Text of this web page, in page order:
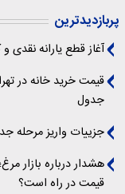
پربازدیدترین
آغاز قطع یارانه نقدی و
قیمت خرید خانه در
جدول
جزییات واریز مرحله
قیمت در راه است؟